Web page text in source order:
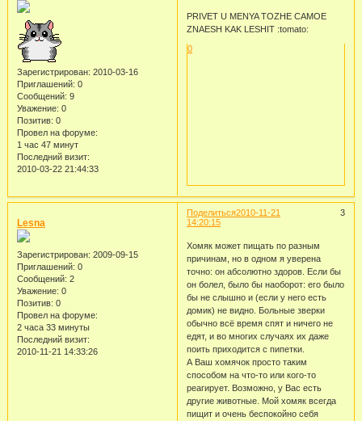
Зарегистрирован: 2010-03-16
Приглашений: 0
Сообщений: 9
Уважение: 0
Позитив: 0
Провел на форуме:
1 час 47 минут
Последний визит:
2010-03-22 21:44:33
PRIVET U MENYA TOZHE CAMOE
ZNAESH KAK LESHIT :tomato:
0
Поделиться 3
2010-11-21
14:20:15
Lesna
Зарегистрирован: 2009-09-15
Приглашений: 0
Сообщений: 2
Уважение: 0
Позитив: 0
Провел на форуме:
2 часа 33 минуты
Последний визит:
2010-11-21 14:33:26
Хомяк может пищать по разным
причинам, но в одном я уверена
точно: он абсолютно здоров. Если бы
он болел, было бы наоборот: его было
бы не слышно и (если у него есть
домик) не видно. Больные зверки
обычно всё время спят и ничего не
едят, и во многих случаях их даже
поить приходится с пипетки.
А Ваш хомячок просто таким
способом на что-то или кого-то
реагирует. Возможно, у Вас есть
другие животные. Мой хомяк всегда
пищит и очень беспокойно себя